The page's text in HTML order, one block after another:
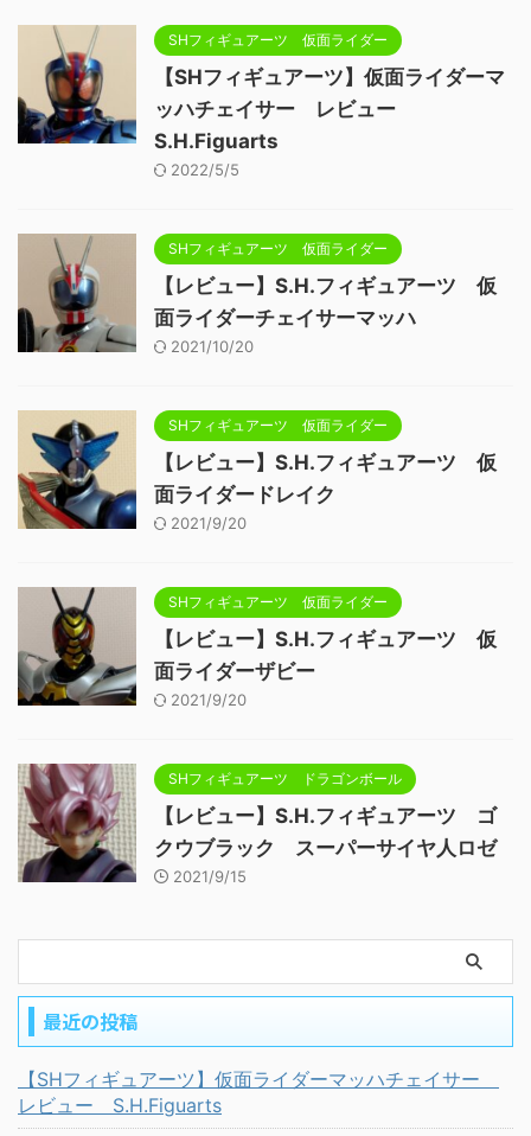
SHフィギュアーツ 仮面ライダー
【SHフィギュアーツ】仮面ライダーマ
ッハチェイサー レビュー
S.H.Figuarts
2022/5/5
SHフィギュアーツ 仮面ライダー
【レビュー】S.H.フィギュアーツ 仮
面ライダーチェイサーマッハ
2021/10/20
SHフィギュアーツ 仮面ライダー
【レビュー】S.H.フィギュアーツ 仮
面ライダードレイク
2021/9/20
SHフィギュアーツ 仮面ライダー
【レビュー】S.H.フィギュアーツ 仮
面ライダーザビー
2021/9/20
SHフィギュアーツ ドラゴンボール
【レビュー】S.H.フィギュアーツ ゴ
クウブラック スーパーサイヤ人ロゼ
2021/9/15
最近の投稿
【SHフィギュアーツ】仮面ライダーマッハチェイサー
レビュー S.H.Figuarts